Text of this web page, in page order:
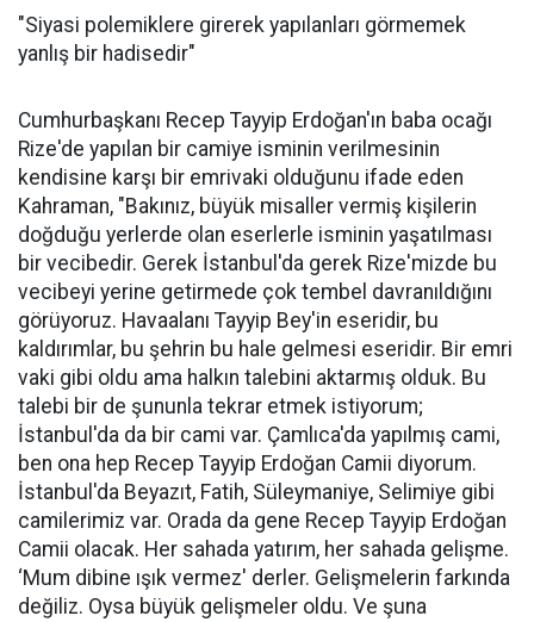
"Siyasi polemiklere girerek yapılanları görmemek
yanlış bir hadisedir"
Cumhurbaşkanı Recep Tayyip Erdoğan'ın baba ocağı
Rize'de yapılan bir camiye isminin verilmesinin
kendisine karşı bir emrivaki olduğunu ifade eden
Kahraman, "Bakınız, büyük misaller vermiş kişilerin
doğduğu yerlerde olan eserlerle isminin yaşatılması
bir vecibedir. Gerek İstanbul'da gerek Rize'mizde bu
vecibeyi yerine getirmede çok tembel davranıldığını
görüyoruz. Havaalanı Tayyip Bey'in eseridir, bu
kaldırımlar, bu şehrin bu hale gelmesi eseridir. Bir emri
vaki gibi oldu ama halkın talebini aktarmış olduk. Bu
talebi bir de şununla tekrar etmek istiyorum;
İstanbul'da da bir cami var. Çamlıca'da yapılmış cami,
ben ona hep Recep Tayyip Erdoğan Camii diyorum.
İstanbul'da Beyazıt, Fatih, Süleymaniye, Selimiye gibi
camilerimiz var. Orada da gene Recep Tayyip Erdoğan
Camii olacak. Her sahada yatırım, her sahada gelişme.
‘Mum dibine ışık vermez' derler. Gelişmelerin farkında
değiliz. Oysa büyük gelişmeler oldu. Ve şuna